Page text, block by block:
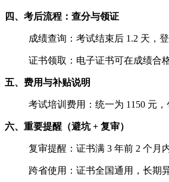
四、考后流程：查分与领证
成绩查询：考试结束后 1.2 天，
证书领取：电子证书可在成绩合
五、费用与补贴说明
考试培训费用：统一为 1150 元
六、重要提醒（避坑 + 复审）
复审提醒：证书满 3 年前 2 个月
跨省使用：证书全国通用，长期